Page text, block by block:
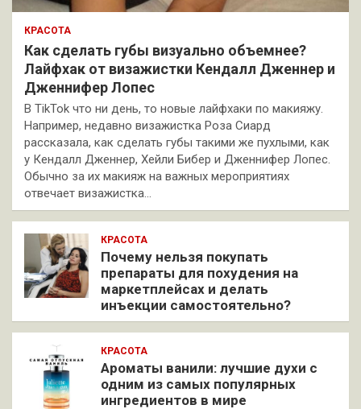
КРАСОТА
Как сделать губы визуально объемнее?
Лайфхак от визажистки Кендалл Дженнер и
Дженнифер Лопес
В TikTok что ни день, то новые лайфхаки по макияжу.
Например, недавно визажистка Роза Сиард
рассказала, как сделать губы такими же пухлыми, как
у Кендалл Дженнер, Хейли Бибер и Дженнифер Лопес.
Обычно за их макияж на важных мероприятиях
отвечает визажистка…
КРАСОТА
Почему нельзя покупать
препараты для похудения на
маркетплейсах и делать
инъекции самостоятельно?
КРАСОТА
Ароматы ванили: лучшие духи с
одним из самых популярных
ингредиентов в мире